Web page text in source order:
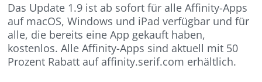
Das Update 1.9 ist ab sofort für alle Affinity-Apps
auf macOS, Windows und iPad verfügbar und für
alle, die bereits eine App gekauft haben,
kostenlos. Alle Affinity-Apps sind aktuell mit 50
Prozent Rabatt auf affinity.serif.com erhältlich.